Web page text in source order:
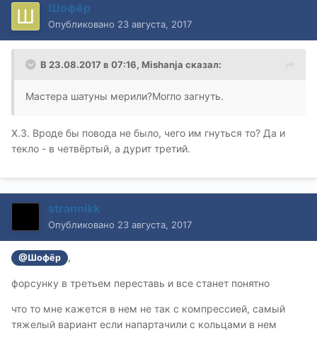
Шофёр
Опубликовано 23 августа, 2017
В 23.08.2017 в 07:16, Mishanja сказал:
Мастера шатуны мерили?Могло загнуть.
Х.З. Вроде бы повода не было, чего им гнуться то? Да и
текло - в четвёртый, а дурит третий.
strannikk
Опубликовано 23 августа, 2017
@Шофёр ,
форсунку в третьем переставь и все станет понятно
что то мне кажется в нем не так с компрессией, самый
тяжелый вариант если напартачили с кольцами в нем